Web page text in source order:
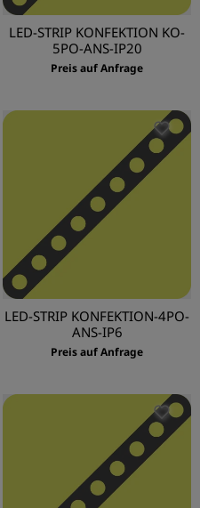
LED-STRIP KONFEKTION KO-
5PO-ANS-IP20
Preis auf Anfrage
LED-STRIP KONFEKTION-4PO-
ANS-IP6
Preis auf Anfrage